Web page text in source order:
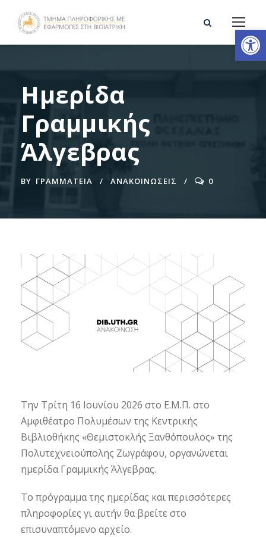
Ανοίξτε τη γραμμή εργαλείων
Ημερίδα
Γραμμικής
Άλγεβρας
BY ΓΡΑΜΜΑΤΕΊΑ ΑΝΑΚΟΙΝΩΣΕΙΣ 0
Την Τρίτη 16 Ιουνίου 2026 στο Ε.Μ.Π. στο
Αμφιθέατρο Πολυμέσων της Κεντρικής
Βιβλιοθήκης «Θεμιστοκλής Ξανθόπουλος» της
Πολυτεχνειούπολης Ζωγράφου, οργανώνεται
ημερίδα Γραμμικής Άλγεβρας.
Το πρόγραμμα της ημερίδας και περισσότερες
πληροφορίες γι αυτήν θα βρείτε στο
επισυναπτόμενο αρχείο.